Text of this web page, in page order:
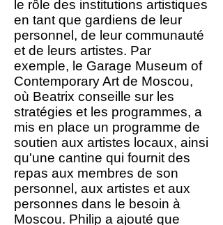
le rôle des institutions artistiques
en tant que gardiens de leur
personnel, de leur communauté
et de leurs artistes. Par
exemple, le Garage Museum of
Contemporary Art de Moscou,
où Beatrix conseille sur les
stratégies et les programmes, a
mis en place un programme de
soutien aux artistes locaux, ainsi
qu'une cantine qui fournit des
repas aux membres de son
personnel, aux artistes et aux
personnes dans le besoin à
Moscou. Philip a ajouté que